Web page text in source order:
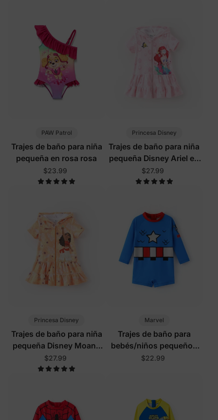
PAW Patrol
Trajes de baño para niña
pequeña en rosa rosa
$23.99
Princesa Disney
Trajes de baño para niña
pequeña Disney Ariel en
rosa
$27.99
Princesa Disney
Trajes de baño para niña
pequeña Disney Moana
naranja
$27.99
Marvel
Trajes de baño para
bebés/niños pequeños
azul
$22.99